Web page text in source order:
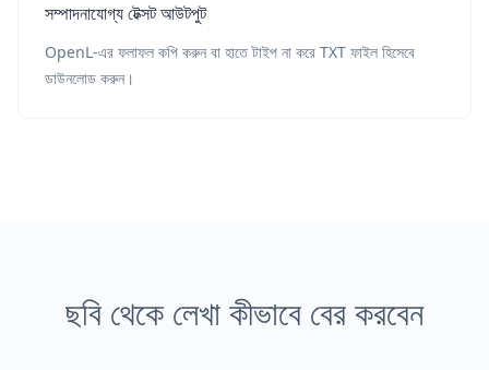
সম্পাদনাযোগ্য টেক্সট আউটপুট
OpenL-এর ফলাফল কপি করুন বা হাতে টাইপ না করে TXT ফাইল হিসেবে
ডাউনলোড করুন।
ছবি থেকে লেখা কীভাবে বের করবেন